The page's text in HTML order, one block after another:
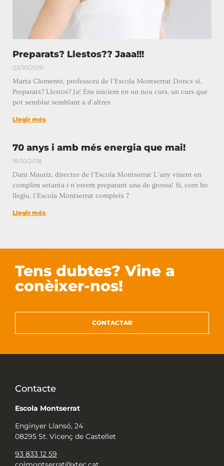
Preparats? Llestos?? Jaaa!!!
03/10/2019
Marta Clemente, professora de l’Escola Montserrat Doncs sí.
Preparats? Llestos? Ja! Ens iniciem en un nou curs, un curs que
pot semblar semblant a d’altres
Llegir més
70 anys i amb més energia que mai!
18/10/2018
Dani Mauriz, director de l’Escola Montserrat L’any vinent en
complim setanta i n’estem preparant una de grossa! Sí, com ho
llegiu, l’Escola Montserrat compleix 7
Llegir més
Tens dubtes? Vine a
conèixer-nos!
CONTACTAR
Contacte
Escola Montserrat
Enginyer Llansó, 24
08295 St. Vicenç de Castellet
93 833 12 59